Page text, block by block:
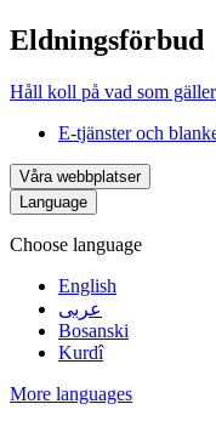
Eldningsförbud
Håll koll på vad som
E-tjänster och
Våra webbplatser
Language
Choose language
English
عربى
Bosanski
Kurdî
More languages